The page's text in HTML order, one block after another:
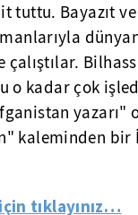
tuttu. Bayazıt
o kadar çok
yazarı"
kaleminden bir
tıklayınız…